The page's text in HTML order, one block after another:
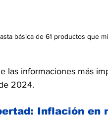
básica de 61 productos que
las informaciones más
2024.
Inflación en